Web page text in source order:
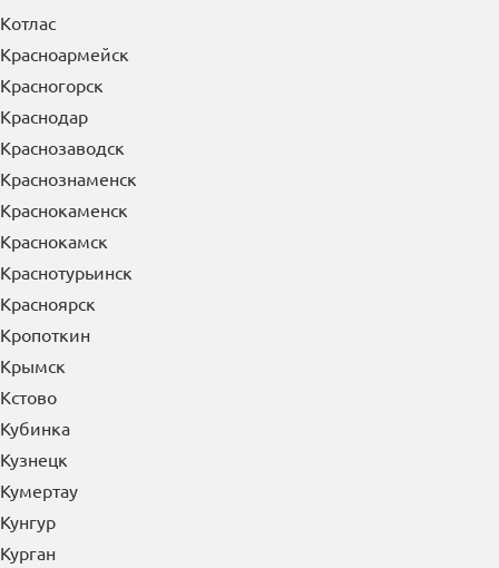
Котлас
Красноармейск
Красногорск
Краснодар
Краснозаводск
Краснознаменск
Краснокаменск
Краснокамск
Краснотурьинск
Красноярск
Кропоткин
Крымск
Кстово
Кубинка
Кузнецк
Кумертау
Кунгур
Курган